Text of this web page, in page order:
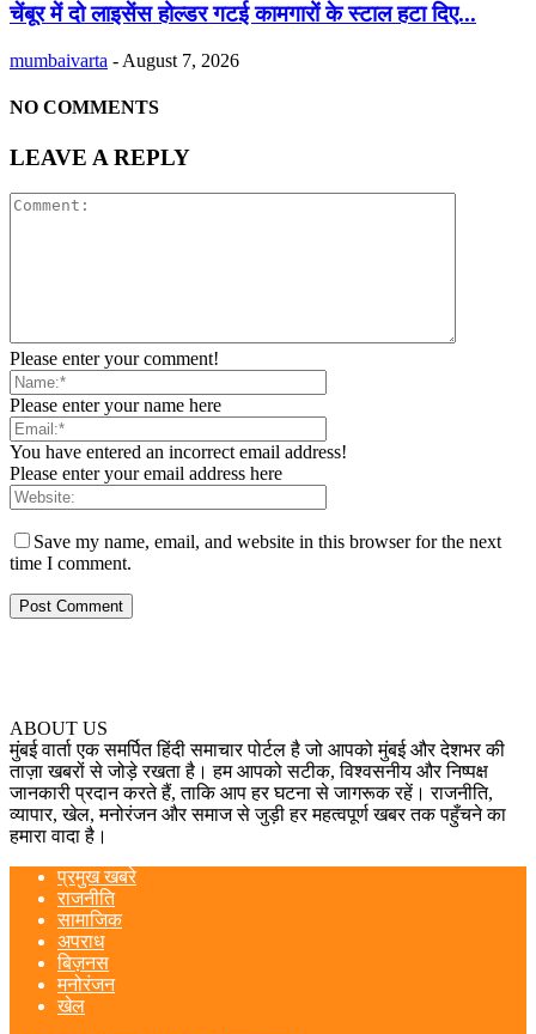
चेंबूर में दो लाइसेंस होल्डर गटई कामगारों के स्टाल हटा दिए...
mumbaivarta - August 7, 2026
NO COMMENTS
LEAVE A REPLY
Please enter your comment!
Please enter your name here
You have entered an incorrect email address!
Please enter your email address here
Save my name, email, and website in this browser for the next
time I comment.
ABOUT US
मुंबई वार्ता एक समर्पित हिंदी समाचार पोर्टल है जो आपको मुंबई और देशभर की
ताज़ा खबरों से जोड़े रखता है। हम आपको सटीक, विश्वसनीय और निष्पक्ष
जानकारी प्रदान करते हैं, ताकि आप हर घटना से जागरूक रहें। राजनीति,
व्यापार, खेल, मनोरंजन और समाज से जुड़ी हर महत्वपूर्ण खबर तक पहुँचने का
हमारा वादा है।
प्रमुख खबरे
राजनीति
सामाजिक
अपराध
बिज़नस
मनोरंजन
खेल